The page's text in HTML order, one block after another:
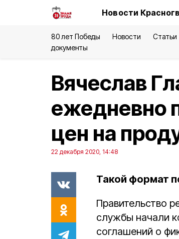
Новости
80 лет Победы Новости Статьи
документы
Вячеслав
ежедневно
цен на
22 декабря 2020, 14:48
Такой формат
Правительство
службы начали
соглашений о